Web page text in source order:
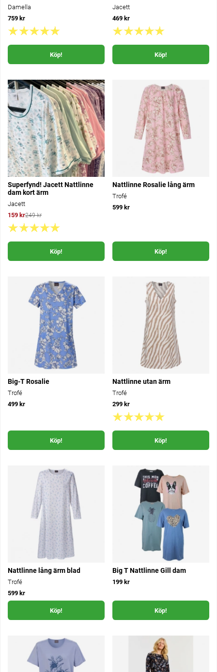
Damella
759 kr
Köp!
Jacett
469 kr
Köp!
Superfynd! Jacett Nattlinne
dam kort ärm
Jacett
159 kr249 kr
Köp!
Nattlinne Rosalie lång ärm
Trofé
599 kr
Köp!
Big-T Rosalie
Trofé
499 kr
Köp!
Nattlinne utan ärm
Trofé
299 kr
Köp!
Nattlinne lång ärm blad
Trofé
599 kr
Köp!
Big T Nattlinne Gill dam
199 kr
Köp!